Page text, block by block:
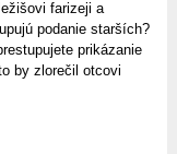
farizeji a
podanie starších?
prikázanie
by zlorečil otcovi